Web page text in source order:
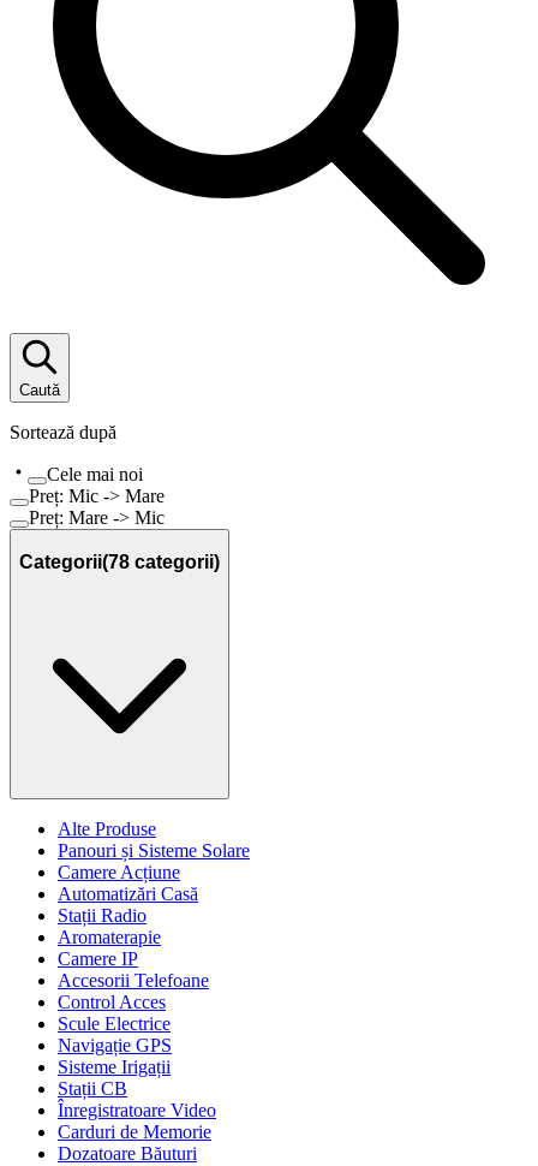
Caută
Sortează după
Cele mai noi
Preț: Mic -> Mare
Preț: Mare -> Mic
Categorii(78 categorii)
Alte Produse
Panouri și Sisteme Solare
Camere Acțiune
Automatizări Casă
Stații Radio
Aromaterapie
Camere IP
Accesorii Telefoane
Control Acces
Scule Electrice
Navigație GPS
Sisteme Irigații
Stații CB
Înregistratoare Video
Carduri de Memorie
Dozatoare Băuturi